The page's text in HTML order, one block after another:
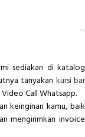
sediakan di katalog
tanyakan kursi bar
Call Whatsapp.
keinginan kamu, baik
mengirimkan invoice